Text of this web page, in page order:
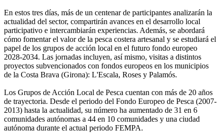
En estos tres días, más de un centenar de participantes analizarán la
actualidad del sector, compartirán avances en el desarrollo local
participativo e intercambiarán experiencias. Además, se abordará
cómo fomentar el valor de la pesca costera artesanal y se estudiará el
papel de los grupos de acción local en el futuro fondo europeo
2028-2034. Las jornadas incluyen, así mismo, visitas a distintos
proyectos subvencionados con fondos europeos en los municipios
de la Costa Brava (Girona): L'Escala, Roses y Palamós.
Los Grupos de Acción Local de Pesca cuentan con más de 20 años
de trayectoria. Desde el periodo del Fondo Europeo de Pesca (2007-
2013) hasta la actualidad, su número ha aumentado de 31 en 6
comunidades autónomas a 44 en 10 comunidades y una ciudad
autónoma durante el actual periodo FEMPA.